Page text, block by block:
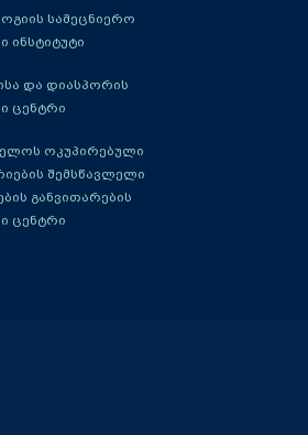
სამეცნიერო
ინსტიტუტი
და დიასპორის
ცენტრი
ოკუპირებული
შემსწავლელი
განვითარების
ცენტრი